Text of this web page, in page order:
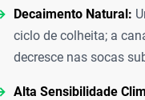
Decaimento Natural:
ciclo de colheita; a
decresce nas socas
Alta Sensibilidade